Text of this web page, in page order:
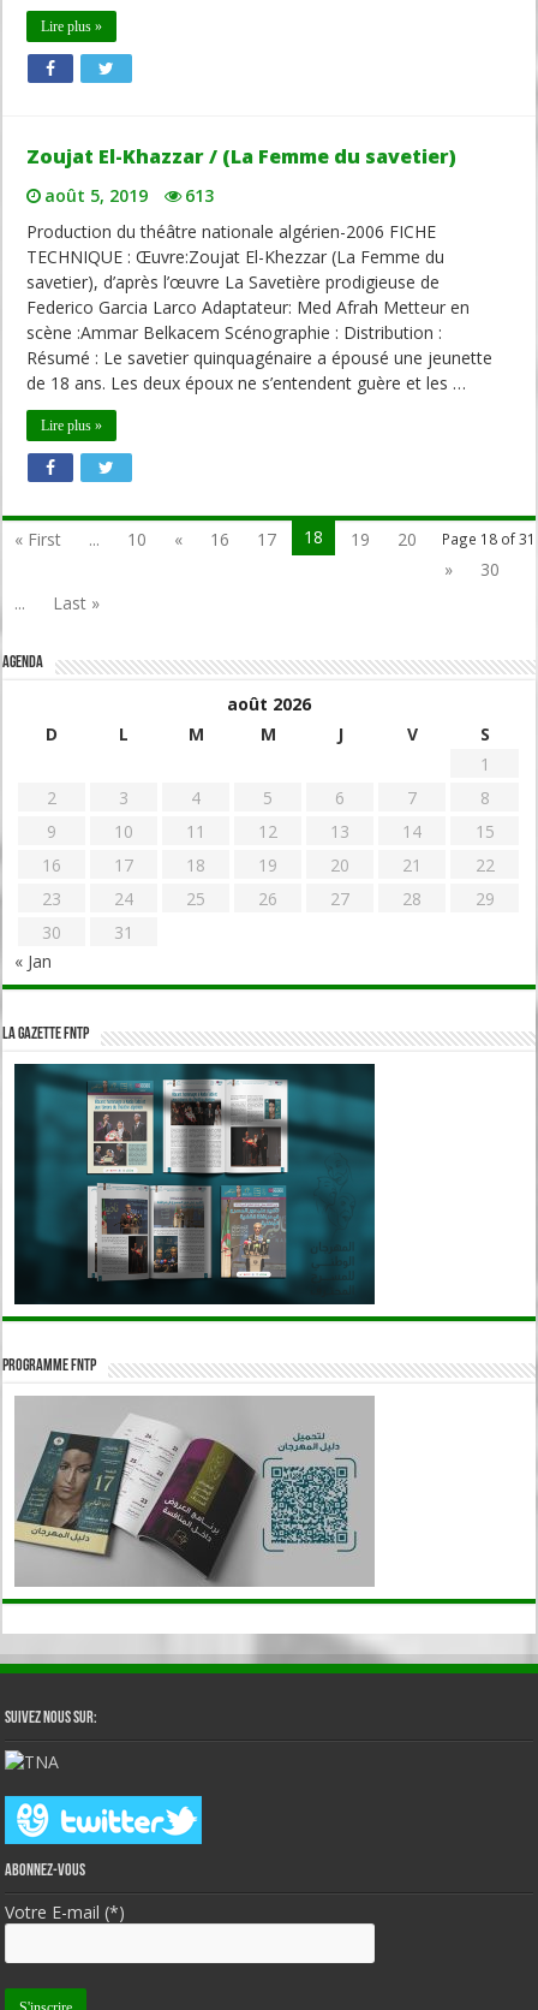
Lire plus »
Zoujat El-Khazzar / (La Femme du savetier)
août 5, 2019
613
Production du théâtre nationale algérien-2006 FICHE
TECHNIQUE : Œuvre:Zoujat El-Khezzar (La Femme du
savetier), d’après l’œuvre La Savetière prodigieuse de
Federico Garcia Larco Adaptateur: Med Afrah Metteur en
scène :Ammar Belkacem Scénographie : Distribution :
Résumé : Le savetier quinquagénaire a épousé une jeunette
de 18 ans. Les deux époux ne s’entendent guère et les …
Lire plus »
Page 18 of 31
« First ... 10 « 16 17 18 19
20
»
30
...
Last »
Agenda
août 2026
D
L M M J V
S
1
2
3 4 5 6 7
8
9
10 11 12 13 14
15
16
17 18 19 20 21
22
23
24 25 26 27 28
29
30
31
« Jan
La Gazette FNTP
Programme FNTP
Suivez nous sur:
Abonnez-vous
Votre E-mail (*)